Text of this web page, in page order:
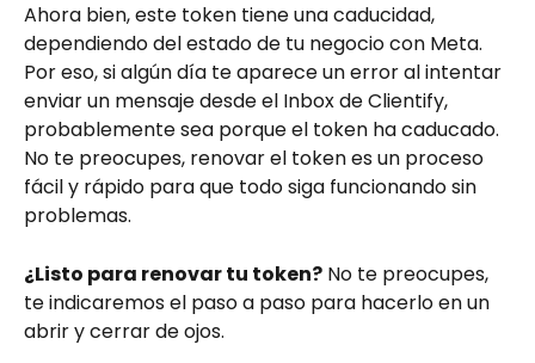
Ahora bien, este token tiene una caducidad,
dependiendo del estado de tu negocio con Meta.
Por eso, si algún día te aparece un error al intentar
enviar un mensaje desde el Inbox de Clientify,
probablemente sea porque el token ha caducado.
No te preocupes, renovar el token es un proceso
fácil y rápido para que todo siga funcionando sin
problemas.
¿Listo para renovar tu token? No te preocupes,
te indicaremos el paso a paso para hacerlo en un
abrir y cerrar de ojos.